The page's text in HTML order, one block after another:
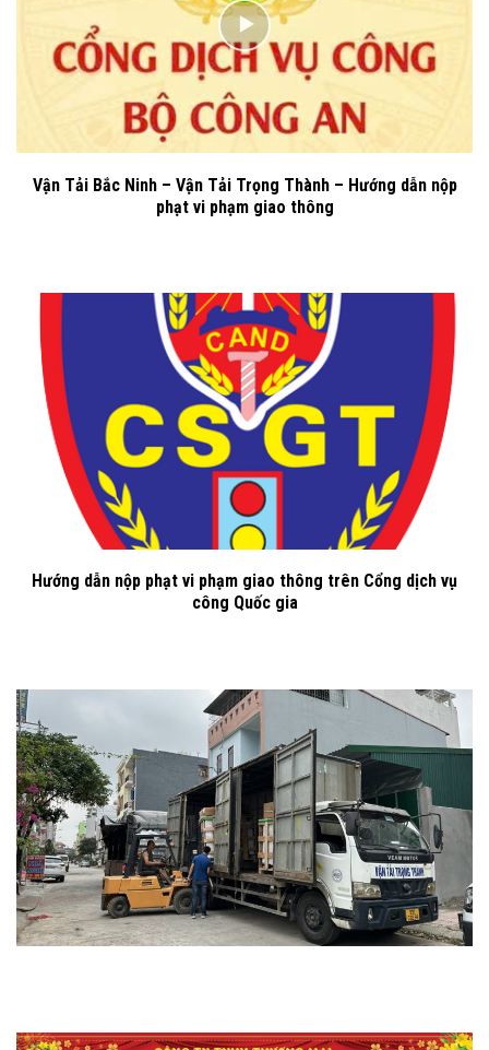
Vận Tải Bắc Ninh – Vận Tải Trọng Thành – Hướng dẫn nộp
phạt vi phạm giao thông
Hướng dẫn nộp phạt vi phạm giao thông trên Cổng dịch vụ
công Quốc gia